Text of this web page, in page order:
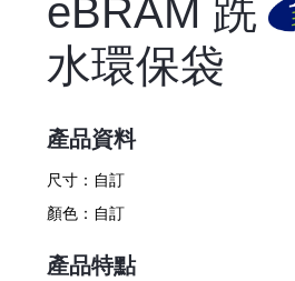
eBRAM 跣
水環保袋
產品資料
尺寸： 自訂
顏色： 自訂
產品特點